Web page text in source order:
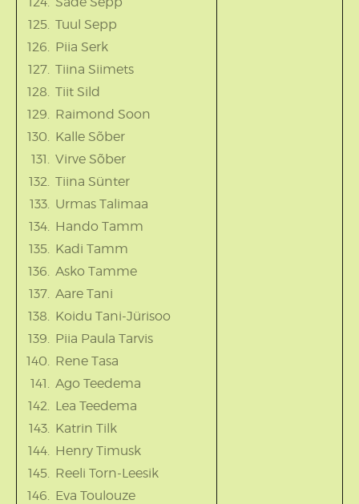
Tuul Sepp
Piia Serk
Tiina Siimets
Tiit Sild
Raimond Soon
Kalle Sõber
Virve Sõber
Tiina Sünter
Urmas Talimaa
Hando Tamm
Kadi Tamm
Asko Tamme
Aare Tani
Koidu Tani-Jürisoo
Piia Paula Tarvis
Rene Tasa
Ago Teedema
Lea Teedema
Katrin Tilk
Henry Timusk
Reeli Torn-Leesik
Eva Toulouze